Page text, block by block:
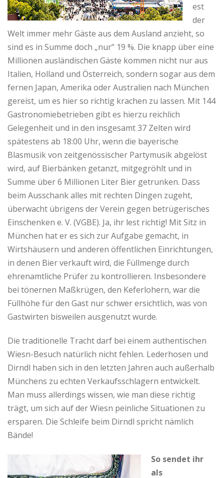
est
der
Welt immer mehr Gäste aus dem Ausland anzieht, so
sind es in Summe doch „nur“ 19 %. Die knapp über eine
Millionen ausländischen Gäste kommen nicht nur aus
Italien, Holland und Österreich, sondern sogar aus dem
fernen Japan, Amerika oder Australien nach München
gereist, um es hier so richtig krachen zu lassen. Mit 144
Gastronomiebetrieben gibt es hierzu reichlich
Gelegenheit und in den insgesamt 37 Zelten wird
spätestens ab 18:00 Uhr, wenn die bayerische
Blasmusik von zeitgenössischer Partymusik abgelöst
wird, auf Bierbänken getanzt, mitgegröhlt und in
Summe über 6 Millionen Liter Bier getrunken. Dass
beim Ausschank alles mit rechten Dingen zugeht,
überwacht übrigens der Verein gegen betrügerisches
Einschenken e. V. (VGBE). Ja, ihr lest richtig! Mit Sitz in
München hat er es sich zur Aufgabe gemacht, in
Wirtshäusern und anderen öffentlichen Einrichtungen,
in denen Bier verkauft wird, die Füllmenge durch
ehrenamtliche Prüfer zu kontrollieren. Insbesondere
bei tönernen Maßkrügen, den Keferlohern, war die
Füllhöhe für den Gast nur schwer ersichtlich, was von
Gastwirten bisweilen ausgenutzt wurde.
Die traditionelle Tracht darf bei einem authentischen
Wiesn-Besuch natürlich nicht fehlen. Lederhosen und
Dirndl haben sich in den letzten Jahren auch außerhalb
Münchens zu echten Verkaufsschlagern entwickelt.
Man muss allerdings wissen, wie man diese richtig
trägt, um sich auf der Wiesn peinliche Situationen zu
ersparen. Die Schleife beim Dirndl spricht nämlich
Bände!
So sendet ihr
als